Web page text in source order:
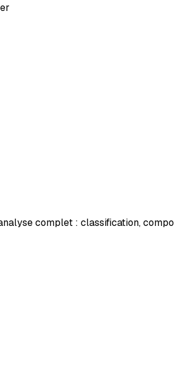
complet : classification,